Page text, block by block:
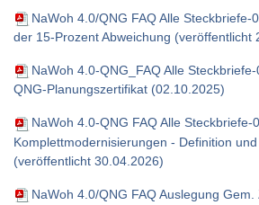
NaWoh 4.0/QNG FAQ Alle Steckbriefe-
der 15-Prozent Abweichung (veröffentlicht
NaWoh 4.0-QNG_FAQ Alle
QNG-Planungszertifikat (02.10.2025)
NaWoh 4.0-QNG FAQ Alle Steckbriefe-
Komplettmodernisierungen - Definition
(veröffentlicht 30.04.2026)
NaWoh 4.0/QNG FAQ Auslegung